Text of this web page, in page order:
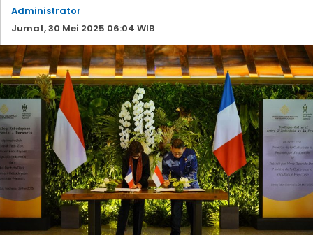
Administrator
Jumat, 30 Mei 2025 06:04 WIB